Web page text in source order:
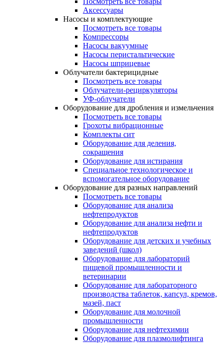
Аксессуары
Насосы и комплектующие
Посмотреть все товары
Компрессоры
Насосы вакуумные
Насосы перистальтические
Насосы шприцевые
Облучатели бактерицидные
Посмотреть все товары
Облучатели-рециркуляторы
УФ-облучатели
Оборудование для дробления и измельчения
Посмотреть все товары
Грохоты вибрационные
Комплекты сит
Оборудование для деления,
сокращения
Оборудование для истирания
Специальное технологическое и
вспомогательное оборудование
Оборудование для разных направлений
Посмотреть все товары
Оборудование для анализа
нефтепродуктов
Оборудование для анализа нефти и
нефтепродуктов
Оборудование для детских и учебных
заведений (школ)
Оборудование для лабораторий
пищевой промышленности и
ветеринарии
Оборудование для лабораторного
производства таблеток, капсул, кремов,
мазей, паст
Оборудование для молочной
промышленности
Оборудование для нефтехимии
Оборудование для плазмолифтинга